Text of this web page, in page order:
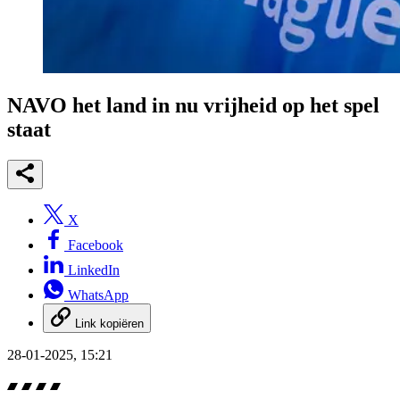
NAVO het land in nu vrijheid op het spel
staat
X
Facebook
LinkedIn
WhatsApp
Link kopiëren
28-01-2025, 15:21